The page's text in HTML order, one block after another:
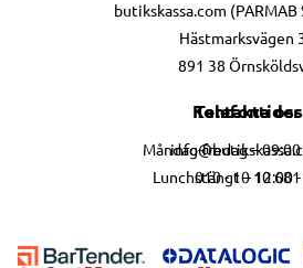
butikskassa.com (PARMAB
Hästmarksvägen
891 38
Kontakta oss
010 - 10 10 681
Telefontider
Måndag-fredag –
Lunchstängt – 12:00